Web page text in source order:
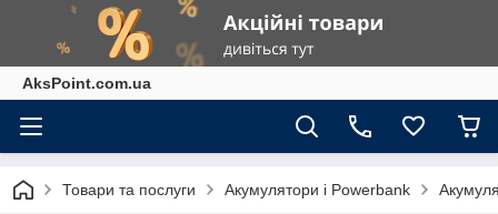
AksPoint.com.ua
Товари та послуги Акумулятори і Powerbank